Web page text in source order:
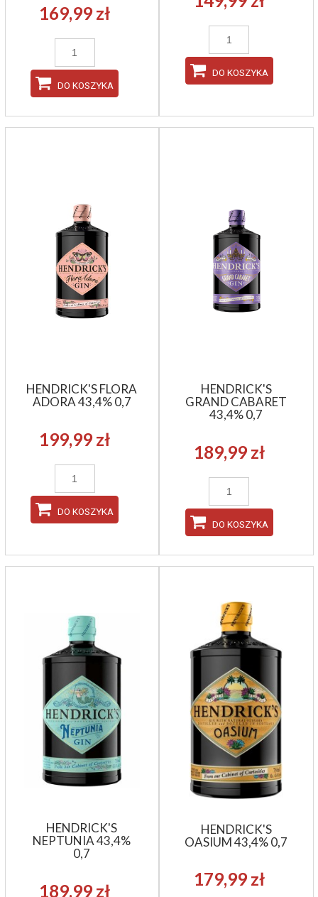
169,99 zł
DO KOSZYKA
DO KOSZYKA
HENDRICK'S FLORA
ADORA 43,4% 0,7
199,99 zł
DO KOSZYKA
HENDRICK'S
GRAND CABARET
43,4% 0,7
189,99 zł
DO KOSZYKA
HENDRICK'S
NEPTUNIA 43,4%
0,7
189,99 zł
HENDRICK'S
OASIUM 43,4% 0,7
179,99 zł